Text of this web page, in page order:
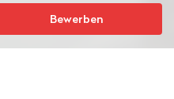
Bewerben